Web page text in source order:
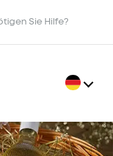
Sie Hilfe?